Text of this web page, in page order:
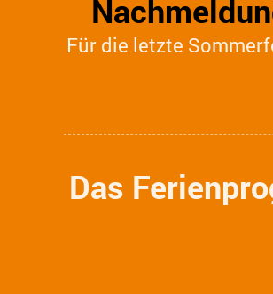
Für die letzte
Das